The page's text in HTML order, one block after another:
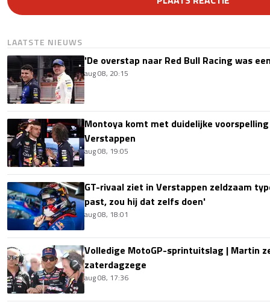
LAATSTE NIEUWS
'De overstap naar Red Bull Racing was
aug 08, 20:15
Montoya komt met duidelijke
Verstappen
aug 08, 19:05
GT-rivaal ziet in Verstappen zeldzaam
past, zou hij dat zelfs doen'
aug 08, 18:01
Volledige MotoGP-sprintuitslag | Martin
zaterdagzege
aug 08, 17:36